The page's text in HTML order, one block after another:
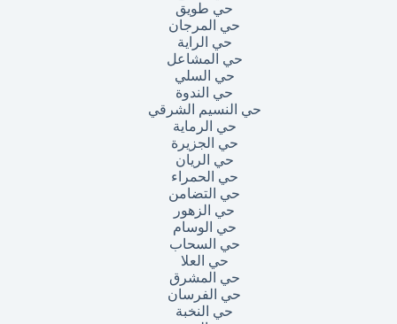
حي طويق
حي المرجان
حي الراية
حي المشاعل
حي السلي
حي الندوة
حي النسيم الشرقي
حي الرماية
حي الجزيرة
حي الريان
حي الحمراء
حي التضامن
حي الزهور
حي الوسام
حي السحاب
حي العلا
حي المشرق
حي الفرسان
حي النخبة